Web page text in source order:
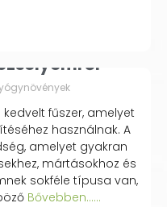
fűszer, amelyet
használnak. A
amelyet gyakran
mártásokhoz és
sokféle típusa van,
Bővebben...…